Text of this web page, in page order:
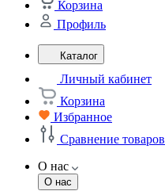
Корзина
Профиль
Каталог
Личный кабинет
Корзина
Избранное
Сравнение товаров
О нас
О нас